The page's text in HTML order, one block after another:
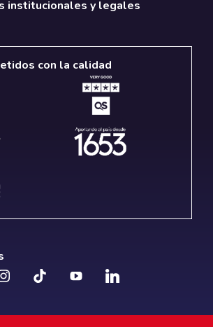
institucionales y legales
con la calidad